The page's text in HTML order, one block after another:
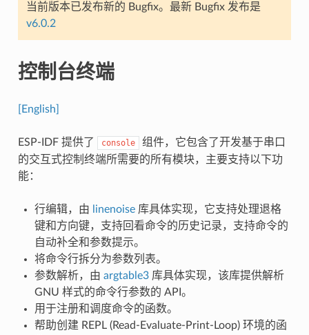
当前版本已发布新的 Bugfix。最新 Bugfix 发布是
v6.0.2
控制台终端
[English]
ESP-IDF 提供了 console
组件，它包含了开发基于串口
的交互式控制终端所需要的所有模块，主要支持以下功
能：
行编辑，由 linenoise库具体实现，它支持处理退格
键和方向键，支持回看命令的历史记录，支持命令的
自动补全和参数提示。
将命令行拆分为参数列表。
参数解析，由 argtable3库具体实现，该库提供解析
GNU 样式的命令行参数的 API。
用于注册和调度命令的函数。
帮助创建 REPL (Read-Evaluate-Print-Loop) 环境的函